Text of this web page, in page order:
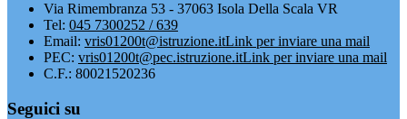
Via Rimembranza 53 - 37063 Isola Della Scala VR
Tel: 045 7300252 / 639
Email: vris01200t@istruzione.itLink per inviare una mail
PEC: vris01200t@pec.istruzione.itLink per inviare una mail
C.F.: 80021520236
Seguici su